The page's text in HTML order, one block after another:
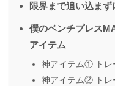
限界まで追い込ま
僕のベンチプレス
アイテム
神アイテム① トレ
神アイテム② トレ